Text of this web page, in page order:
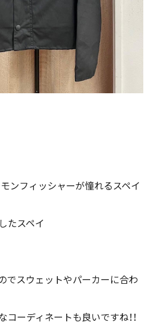
ンフィッシャーが憧れるスペイ
たスペイ
でスウェットやパーカーに合わ
ーディネートも良いですね！！